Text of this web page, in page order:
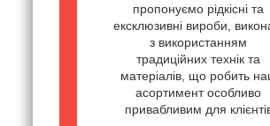
пропонуємо рідкісні та
ексклюзивні вироби,
з використанням
традиційних технік та
матеріалів, що робить
асортимент особливо
привабливим для